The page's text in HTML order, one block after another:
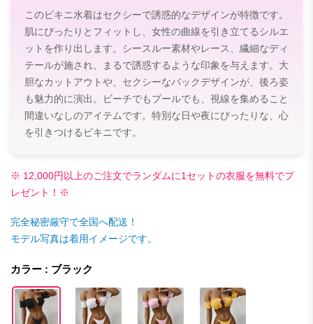
このビキニ水着はセクシーで誘惑的なデザインが特徴です。
肌にぴったりとフィットし、女性の曲線を引き立てるシルエ
ットを作り出します。シースルー素材やレース、繊細なディ
テールが施され、まるで誘惑するような印象を与えます。大
胆なカットアウトや、セクシーなバックデザインが、後ろ姿
も魅力的に演出。ビーチでもプールでも、視線を集めること
間違いなしのアイテムです。特別な日や夜にぴったりな、心
を引きつけるビキニです。
※ 12,000円以上のご注文でランダムに1セットの衣服を無料でプ
レゼント！※
完全秘密厳守で全国へ配送！
モデル写真は着用イメージです。
カラー : ブラック